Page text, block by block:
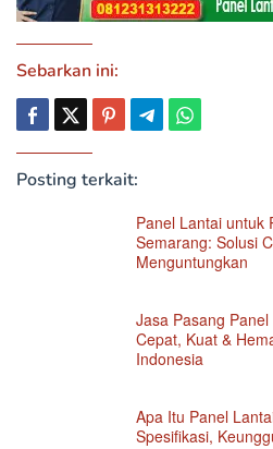
Sebarkan ini:
Posting terkait:
Panel Lantai untuk
Semarang: Solusi
Menguntungkan
Jasa Pasang
Cepat, Kuat &
Indonesia
Apa Itu Panel
Spesifikasi,